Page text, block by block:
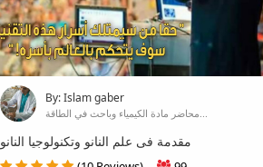
By: Islam gaber
مقدمة فى علم النانو وتكنولوجيا النانو